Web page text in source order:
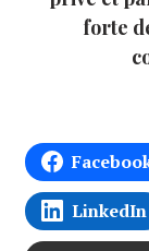
forte
LinkedIn